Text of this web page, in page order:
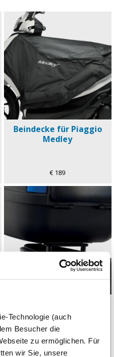
Technologie (auch
Besucher die
zu ermöglichen. Für
wir Sie, unsere
Beindecke für Piaggio
Medley
€ 189
32l für Piaggio Medley
€ 149